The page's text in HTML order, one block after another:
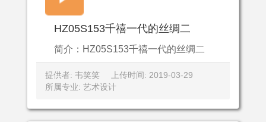
HZ05S153千禧一代的丝绸二
简介：HZ05S153千禧一代的丝绸二
提供者: 韦笑笑
上传时间: 2019-03-29
所属专业: 艺术设计